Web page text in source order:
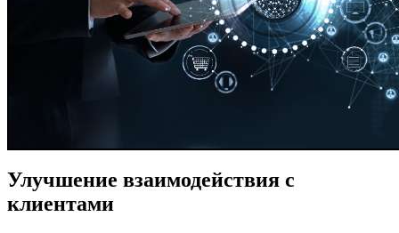
Улучшение взаимодействия с
клиентами